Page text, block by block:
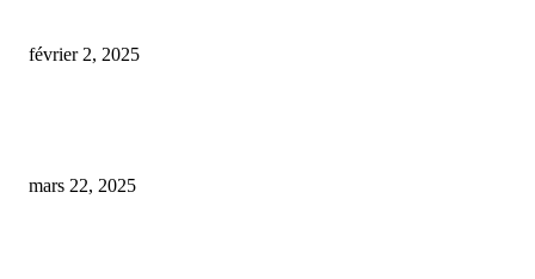
février 2, 2025
mars 22, 2025